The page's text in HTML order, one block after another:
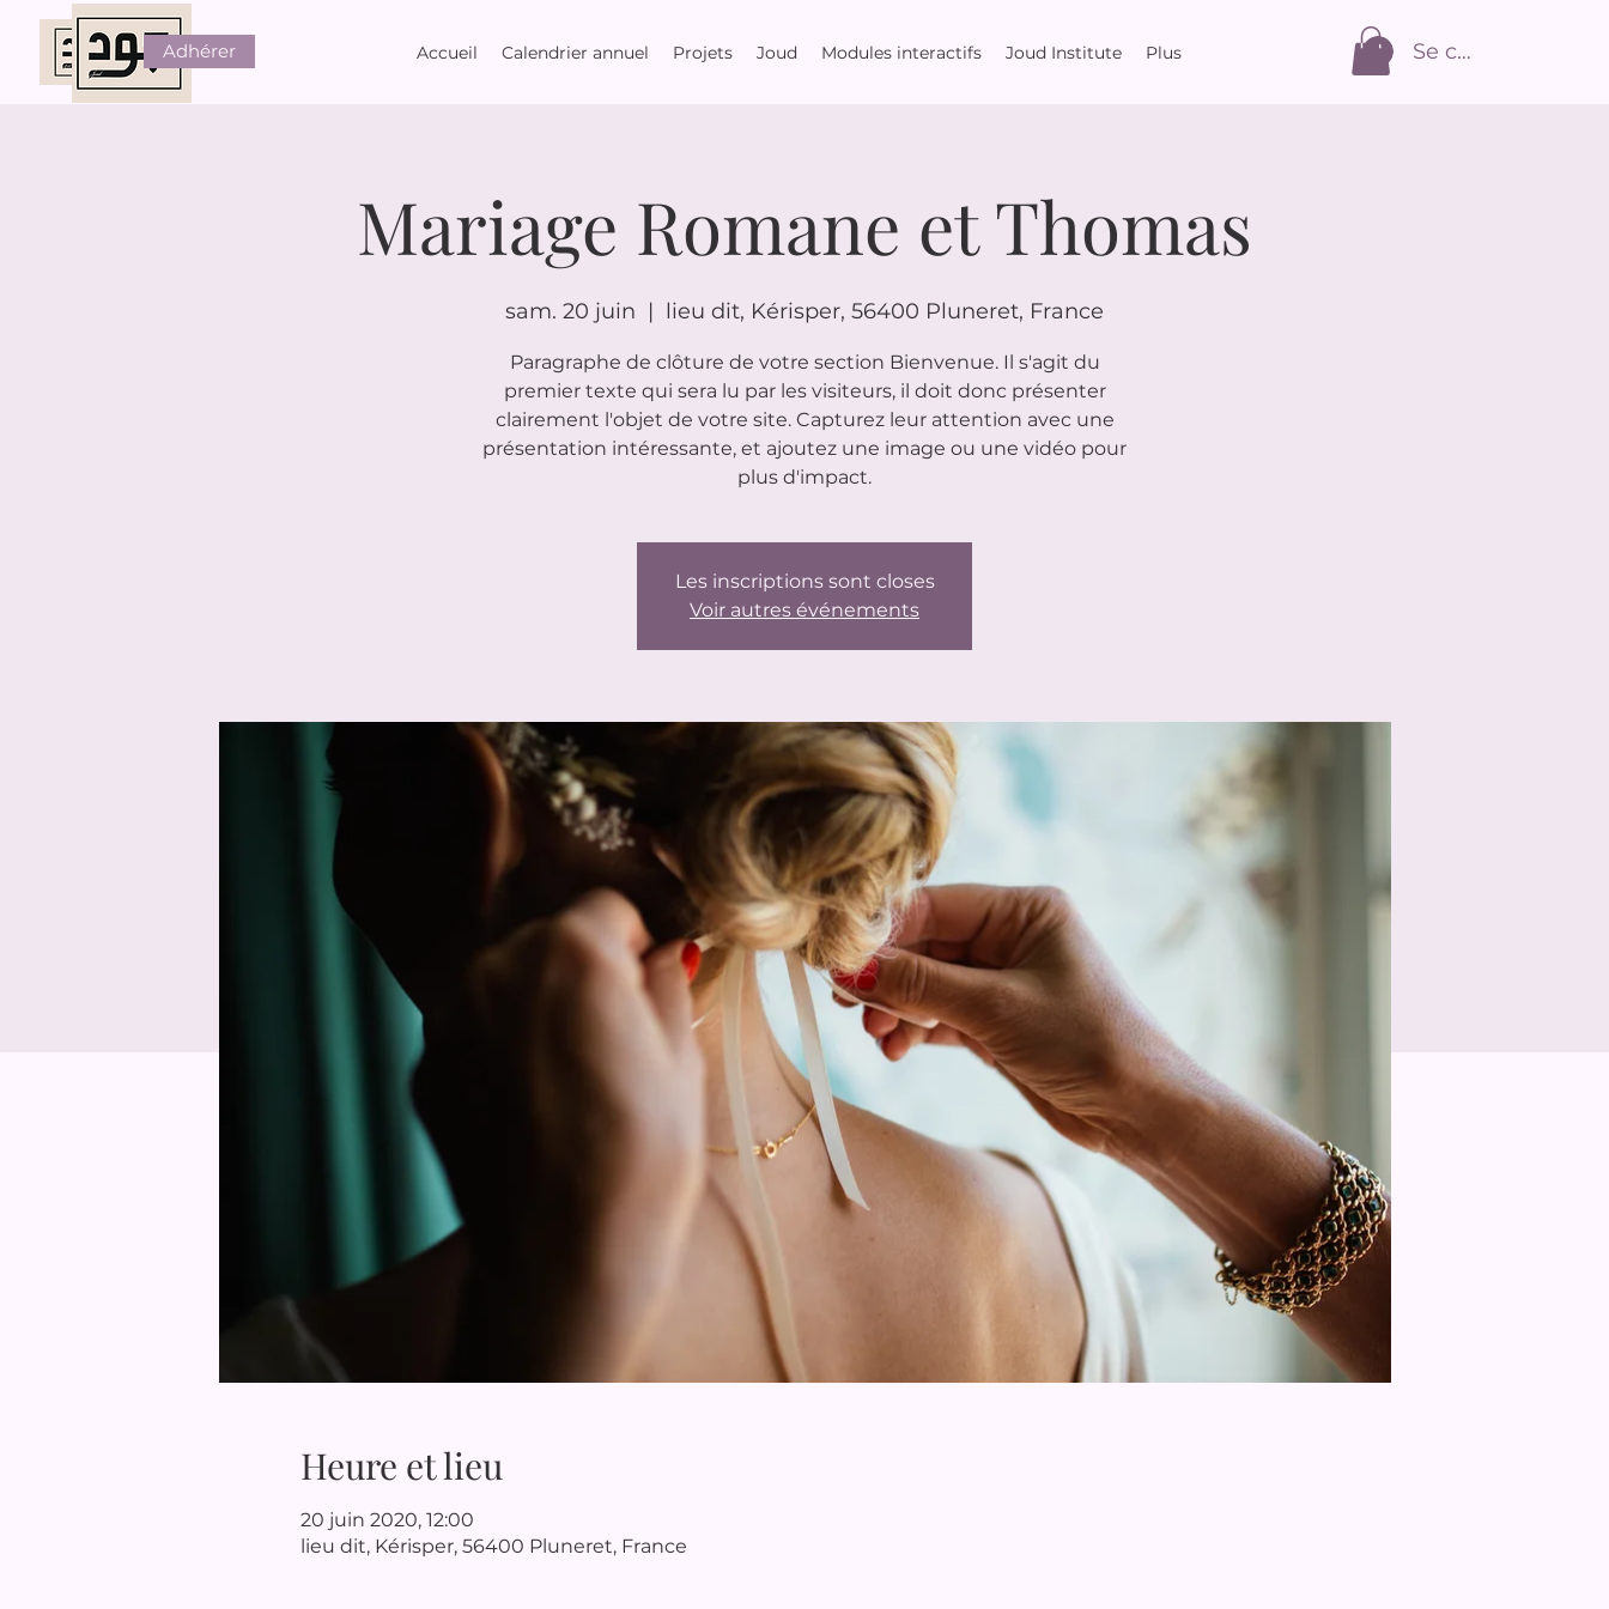
Adhérer Accueil Calendrier annuel Projets Joud Modules interactifs Joud Institute Plus Se connecter
Mariage Romane et Thomas
sam. 20 juin
  |
lieu dit, Kérisper, 56400 Pluneret, France
Paragraphe de clôture de votre section Bienvenue. Il s'agit du
premier texte qui sera lu par les visiteurs, il doit donc présenter
clairement l'objet de votre site. Capturez leur attention avec une
présentation intéressante, et ajoutez une image ou une vidéo pour
plus d'impact.
Les inscriptions sont closes
Voir autres événements
Heure et lieu
20 juin 2020, 12:00
lieu dit, Kérisper, 56400 Pluneret, France